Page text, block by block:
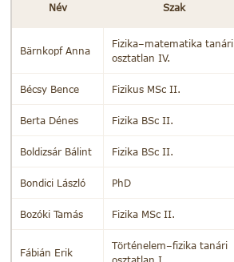
Név Szak
Bärnkopf Anna
Fizika–matematika tanári
osztatlan IV.
Bécsy Bence Fizikus MSc II.
Berta Dénes Fizika BSc II.
Boldizsár Bálint Fizika BSc II.
Bondici László PhD
Bozóki Tamás Fizika MSc II.
Fábián Erik
Történelem–fizika tanári